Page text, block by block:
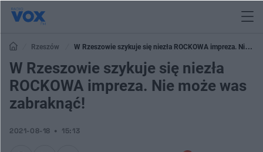
Rzeszów
W Rzeszowie szykuje się niezła ROCKOWA impreza. Nie
może was zabraknąć!
W Rzeszowie szykuje się niezła
ROCKOWA impreza. Nie może was
zabraknąć!
2021-08-18 15:13